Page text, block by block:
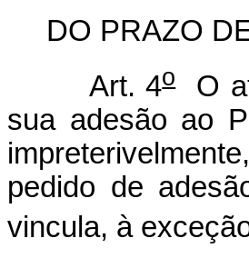
DO PRAZO
Art. 4oO
sua adesão ao
pedido de
vincula, à